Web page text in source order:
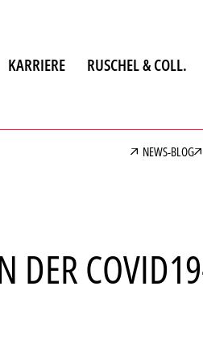
KARRIERE RUSCHEL & COLL.
NEWS-BLOG
DER